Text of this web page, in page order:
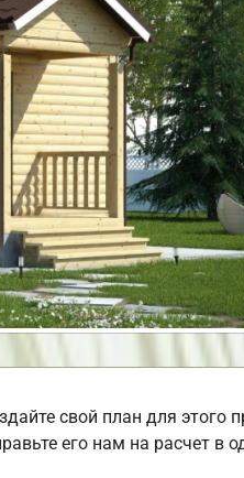
свой план для этого
его нам на расчет в